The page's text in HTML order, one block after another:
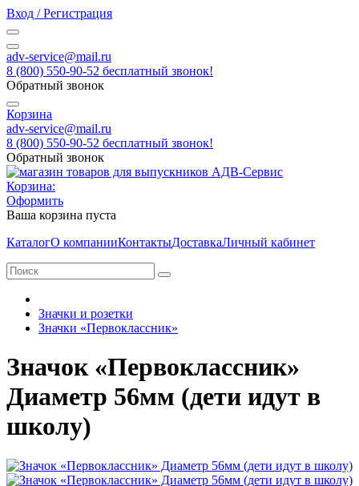
Вход / Регистрация
adv-service@mail.ru
8 (800) 550-90-52 бесплатный звонок!
Обратный звонок
Корзина
adv-service@mail.ru
8 (800) 550-90-52 бесплатный звонок!
Обратный звонок
Корзина:
Оформить
Ваша корзина пуста
КаталогО компанииКонтактыДоставкаЛичный кабинет
Значки и розетки
Значки «Первоклассник»
Значок «Первоклассник»
Диаметр 56мм (дети идут в
школу)